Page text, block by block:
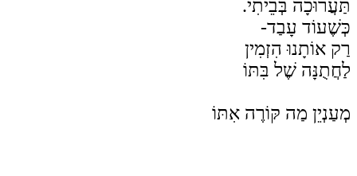
תַּעֲרוּכָה בְּבֵיתִי.
כְּשֶׁעוֹד עָבַד-
רַק אוֹתָנוּ הִזְמִין
לַחֲתֻנָּה שֶׁל בִּתּוֹ
מְעַנְיֵן מַה קּוֹרֶה אִתּוֹ